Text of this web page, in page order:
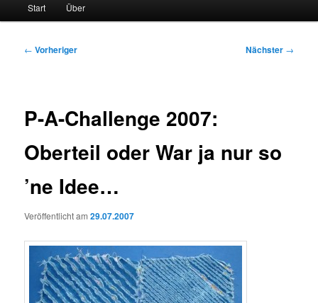
Start Über
Beitragsnavigation
← Vorheriger Nächster →
P-A-Challenge 2007:
Oberteil oder War ja nur so
’ne Idee…
Veröffentlicht am29.07.2007